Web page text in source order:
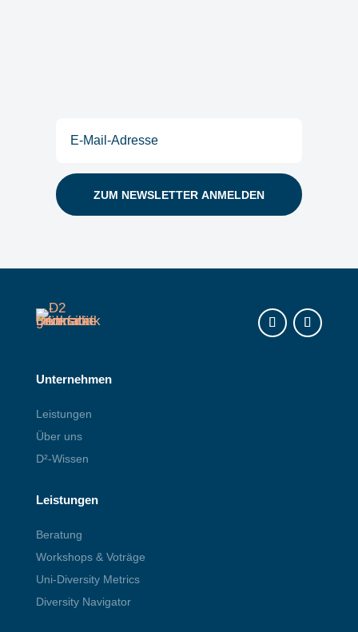
Mail
Unternehmen
Leistungen
Über uns
D²-Wissen
Leistungen
Beratung
Workshops & Voträge
Uni-Diversity Metrics
Diversity Navigator